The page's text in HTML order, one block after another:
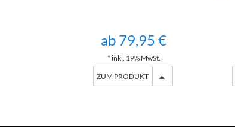
ab 79,95 €
* inkl. 19% MwSt.
ZUM PRODUKT